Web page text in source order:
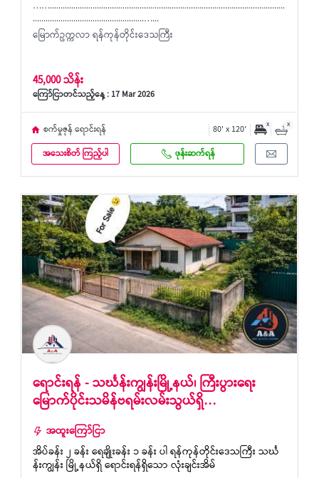
……..............................................................................................................
....................................................…...
မြောက်ဥက္ကလာ ရန်ကုန်တိုင်းဒေသကြီး
45,000 သိန်း
ကြော်ငြာတင်သည့်နေ့ : 17 Mar 2026
စက်မှုဇုန် ရောင်းရန် 80' x 120' x x
အသေးစိတ် ကြည့်ပါ ဖုန်းဆက်ရန်
ရောင်းရန် - သင်္ဃန်းကျွန်းမြို့နယ်၊ ကြီးပွားရေး
မြောက်ပိုင်းသမိန်ဗရမ်းလမ်းသွယ်ရှိ…
အထူးကြော်ငြာ
အိပ်ခန်း ၂ ခန်း ရေချိုးခန်း ၁ ခန်း ပါ ရန်ကုန်တိုင်းဒေသကြီး သင်္ဃ
န်းကျွန်း မြို့နယ်ရှိ ရောင်းရန်ရှိသော လုံးချင်းအိမ်